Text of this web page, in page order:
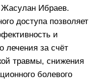
Жасулан Ибраев.
доступа позволяет
и
лечения за счёт
травмы, снижения
болевого